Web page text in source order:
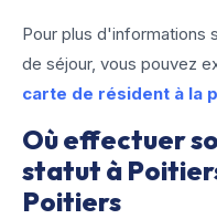
Pour plus d'informations
de séjour, vous pouvez
carte de résident à la
Où effectuer
statut à
Poitiers